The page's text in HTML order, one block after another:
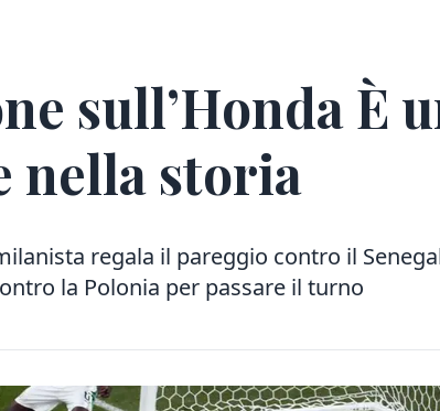
sull’Honda È
nella storia
regala il pareggio contro il
la Polonia per passare il turno